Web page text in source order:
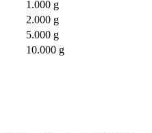
1.000 g
2.000 g
5.000 g
10.000 g